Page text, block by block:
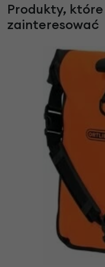
Produkty,
zainteresować